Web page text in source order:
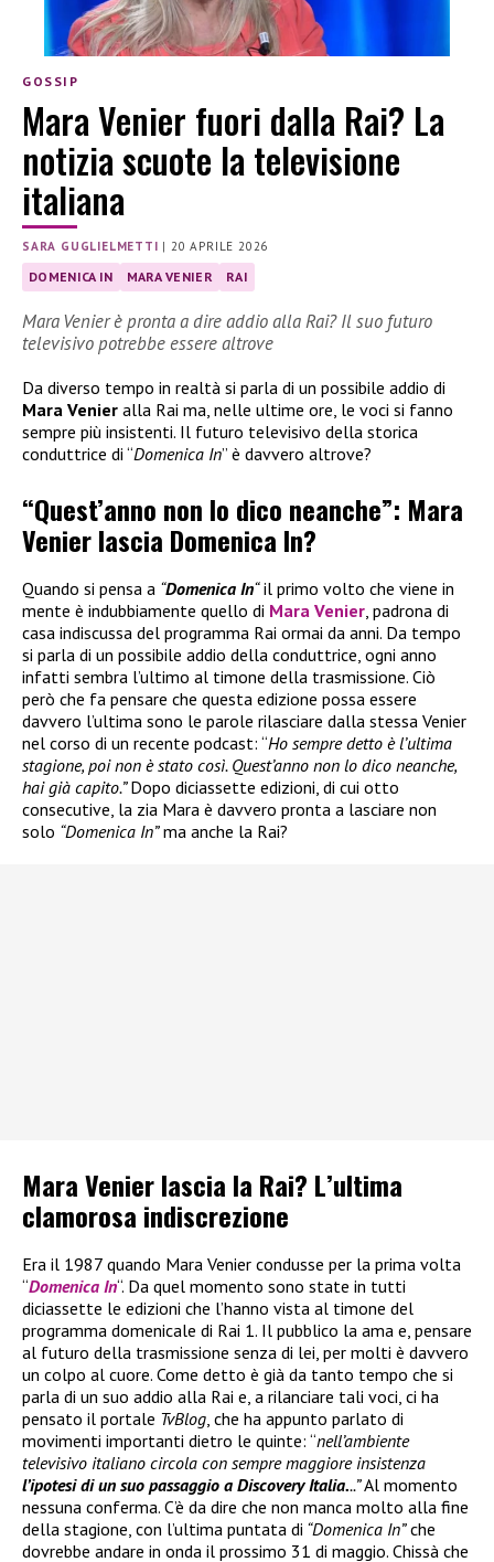
GOSSIP
Mara Venier fuori dalla Rai? La
notizia scuote la televisione
italiana
SARA GUGLIELMETTI |20 APRILE 2026
DOMENICA IN MARA VENIER RAI
Mara Venier è pronta a dire addio alla Rai? Il suo futuro
televisivo potrebbe essere altrove
Da diverso tempo in realtà si parla di un possibile addio di
Mara Venier alla Rai ma, nelle ultime ore, le voci si fanno
sempre più insistenti. Il futuro televisivo della storica
conduttrice di “Domenica In” è davvero altrove?
“Quest’anno non lo dico neanche”: Mara
Venier lascia Domenica In?
Quando si pensa a “Domenica In“il primo volto che viene in
mente è indubbiamente quello di Mara Venier, padrona di
casa indiscussa del programma Rai ormai da anni. Da tempo
si parla di un possibile addio della conduttrice, ogni anno
infatti sembra l’ultimo al timone della trasmissione. Ciò
però che fa pensare che questa edizione possa essere
davvero l’ultima sono le parole rilasciare dalla stessa Venier
nel corso di un recente podcast: “Ho sempre detto è l’ultima
stagione, poi non è stato così. Quest’anno non lo dico neanche,
hai già capito.”Dopo diciassette edizioni, di cui otto
consecutive, la zia Mara è davvero pronta a lasciare non
solo “Domenica In”ma anche la Rai?
Mara Venier lascia la Rai? L’ultima
clamorosa indiscrezione
Era il 1987 quando Mara Venier condusse per la prima volta
“Domenica In“. Da quel momento sono state in tutti
diciassette le edizioni che l’hanno vista al timone del
programma domenicale di Rai 1. Il pubblico la ama e, pensare
al futuro della trasmissione senza di lei, per molti è davvero
un colpo al cuore. Come detto è già da tanto tempo che si
parla di un suo addio alla Rai e, a rilanciare tali voci, ci ha
pensato il portale TvBlog, che ha appunto parlato di
movimenti importanti dietro le quinte: “nell’ambiente
televisivo italiano circola con sempre maggiore insistenza
l’ipotesi di un suo passaggio a Discovery Italia...”Al momento
nessuna conferma. C’è da dire che non manca molto alla fine
della stagione, con l’ultima puntata di “Domenica In”che
dovrebbe andare in onda il prossimo 31 di maggio. Chissà che